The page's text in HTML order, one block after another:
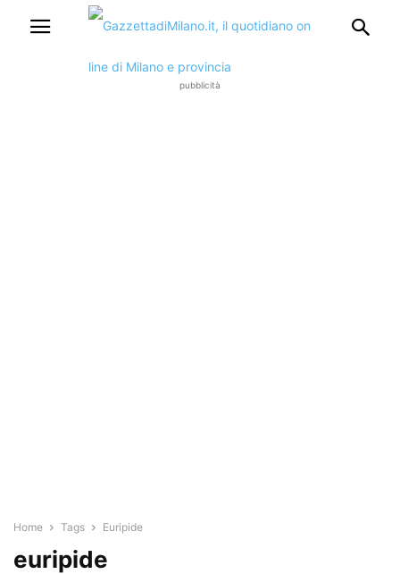
pubblicità
Home Tags Euripide
euripide